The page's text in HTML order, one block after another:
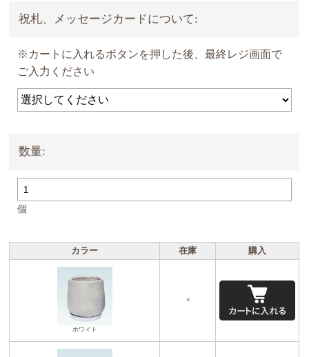
祝札、メッセージカードについて:
※カートに入れるボタンを押した後、最終レジ画面で
ご入力ください
数量:
個
カラー 在庫 購入
ホワイト
○